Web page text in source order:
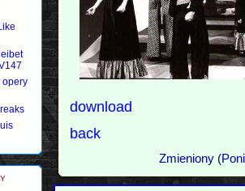
opery
download
back
Zmieniony